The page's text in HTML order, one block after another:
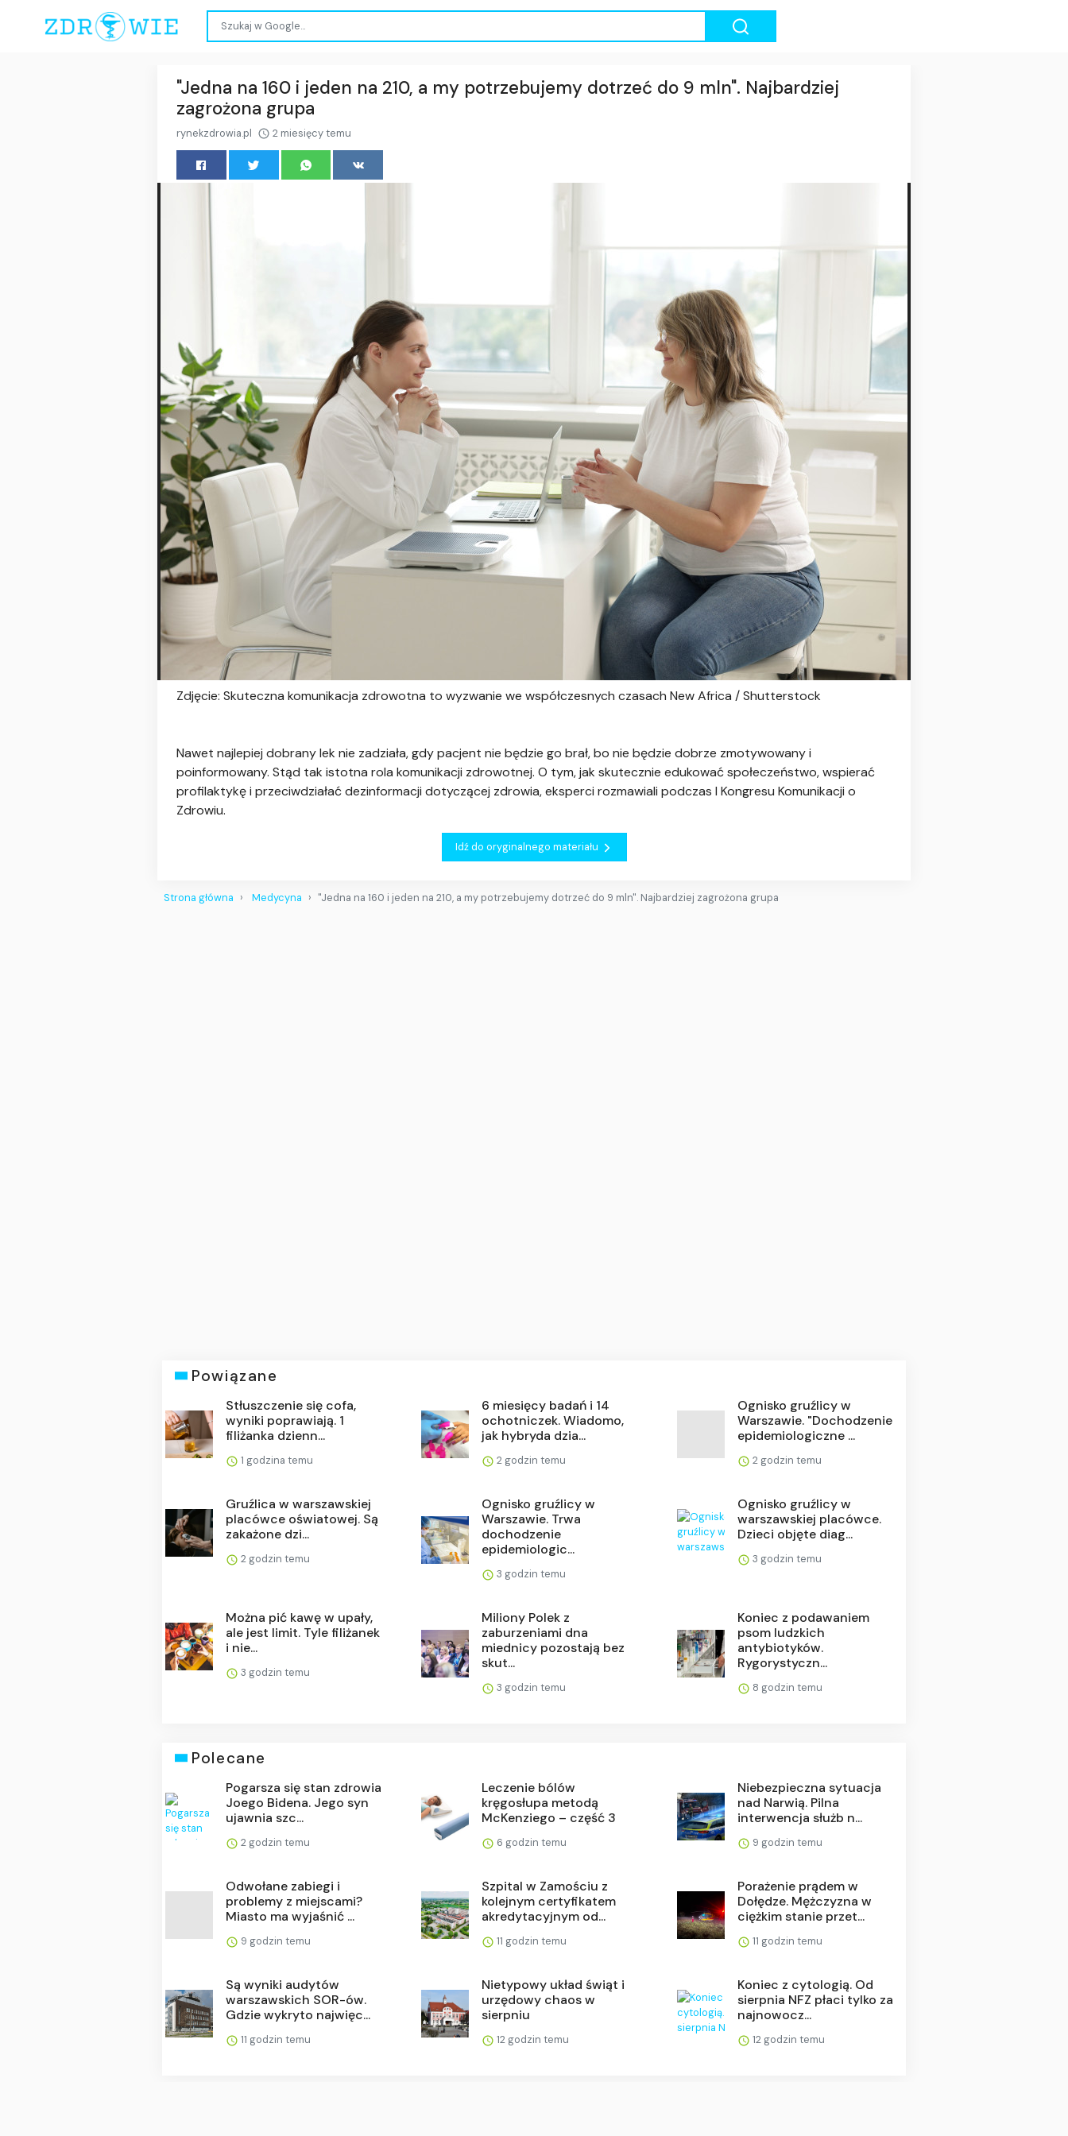
"Jedna na 160 i jeden na 210, a my potrzebujemy dotrzeć do 9 mln". Najbardziej
zagrożona grupa
rynekzdrowia.pl 2 miesięcy temu
Zdjęcie: Skuteczna komunikacja zdrowotna to wyzwanie we współczesnych czasach New Africa / Shutterstock
Nawet najlepiej dobrany lek nie zadziała, gdy pacjent nie będzie go brał, bo nie będzie dobrze zmotywowany i
poinformowany. Stąd tak istotna rola komunikacji zdrowotnej. O tym, jak skutecznie edukować społeczeństwo, wspierać
profilaktykę i przeciwdziałać dezinformacji dotyczącej zdrowia, eksperci rozmawiali podczas I Kongresu Komunikacji o
Zdrowiu.
Idź do oryginalnego materiału
Strona główna Medycyna "Jedna na 160 i jeden na 210, a my potrzebujemy dotrzeć do 9 mln". Najbardziej zagrożona grupa
Powiązane
Stłuszczenie się cofa,
wyniki poprawiają. 1
filiżanka dzienn...
1 godzina temu
6 miesięcy badań i 14
ochotniczek. Wiadomo,
jak hybryda dzia...
2 godzin temu
Ognisko gruźlicy w
Warszawie. "Dochodzenie
epidemiologiczne ...
2 godzin temu
Gruźlica w warszawskiej
placówce oświatowej. Są
zakażone dzi...
2 godzin temu
Ognisko gruźlicy w
Warszawie. Trwa
dochodzenie
epidemiologic...
3 godzin temu
Ognisko gruźlicy w
warszawskiej placówce.
Dzieci objęte diag...
3 godzin temu
Można pić kawę w upały,
ale jest limit. Tyle filiżanek
i nie...
3 godzin temu
Miliony Polek z
zaburzeniami dna
miednicy pozostają bez
skut...
3 godzin temu
Koniec z podawaniem
psom ludzkich
antybiotyków.
Rygorystyczn...
8 godzin temu
Polecane
Pogarsza się stan zdrowia
Joego Bidena. Jego syn
ujawnia szc...
2 godzin temu
Leczenie bólów
kręgosłupa metodą
McKenziego – część 3
6 godzin temu
Niebezpieczna sytuacja
nad Narwią. Pilna
interwencja służb n...
9 godzin temu
Odwołane zabiegi i
problemy z miejscami?
Miasto ma wyjaśnić ...
9 godzin temu
Szpital w Zamościu z
kolejnym certyfikatem
akredytacyjnym od...
11 godzin temu
Porażenie prądem w
Dołędze. Mężczyzna w
ciężkim stanie przet...
11 godzin temu
Są wyniki audytów
warszawskich SOR-ów.
Gdzie wykryto najwięc...
11 godzin temu
Nietypowy układ świąt i
urzędowy chaos w
sierpniu
12 godzin temu
Koniec z cytologią. Od
sierpnia NFZ płaci tylko za
najnowocz...
12 godzin temu